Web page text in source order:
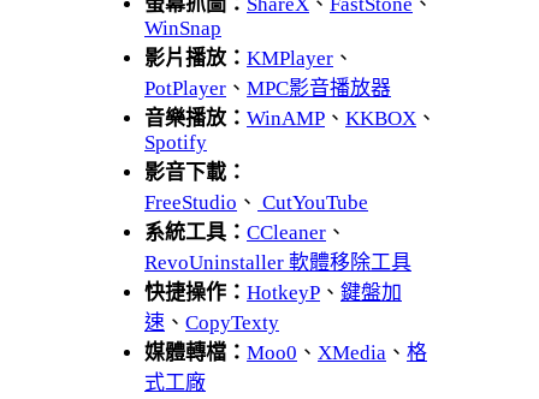
WinSnap
影片播放： KMPlayer 、
PotPlayer 、 MPC影音播放器
音樂播放： WinAMP 、 KKBOX 、
Spotify
影音下載：
FreeStudio 、 CutYouTube
系統工具： CCleaner 、
RevoUninstaller 軟體移除工具
快捷操作： HotkeyP 、 鍵盤加
速 、 CopyTexty
媒體轉檔： Moo0 、 XMedia 、 格
式工廠